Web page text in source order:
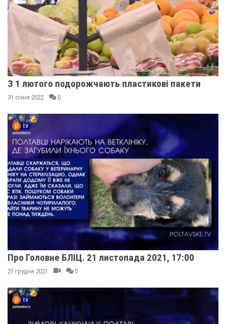
З 1 лютого подорожчають пластикові пакети
31 січня 2022 0
Про Головне БЛІЦ. 21 листопада 2021, 17:00
21 грудня 2021 0